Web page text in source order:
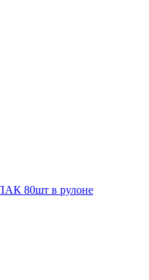
80шт в рулоне